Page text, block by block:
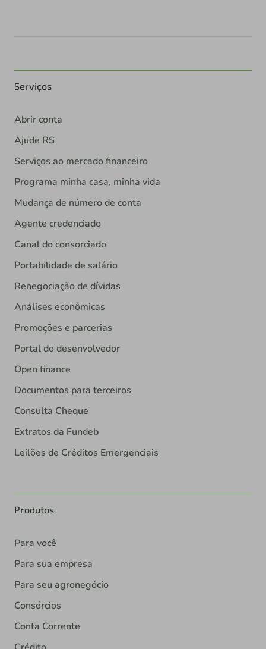
Serviços
Abrir conta
Ajude RS
Serviços ao mercado financeiro
Programa minha casa, minha vida
Mudança de número de conta
Agente credenciado
Canal do consorciado
Portabilidade de salário
Renegociação de dívidas
Análises econômicas
Promoções e parcerias
Portal do desenvolvedor
Open finance
Documentos para terceiros
Consulta Cheque
Extratos da Fundeb
Leilões de Créditos Emergenciais
Produtos
Para você
Para sua empresa
Para seu agronegócio
Consórcios
Conta Corrente